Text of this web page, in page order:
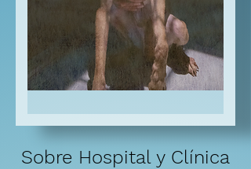
Sobre Hospital y Clínica